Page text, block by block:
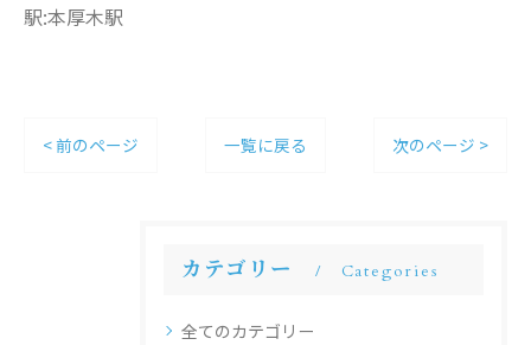
駅:本厚木駅
< 前のページ 一覧に戻る 次のページ >
カテゴリー Categories
全てのカテゴリー